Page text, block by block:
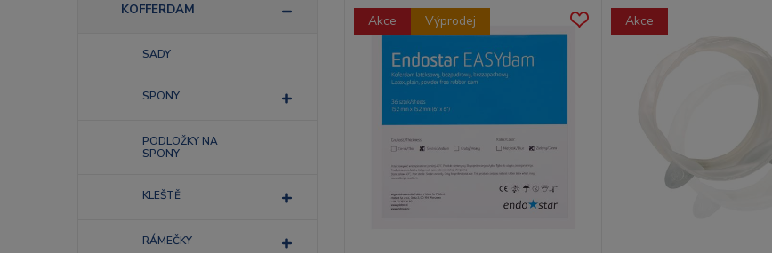
KOFFERDAM
SADY
SPONY
PODLOŽKY NA
SPONY
KLEŠTĚ
RÁMEČKY
Akce Výprodej Akce